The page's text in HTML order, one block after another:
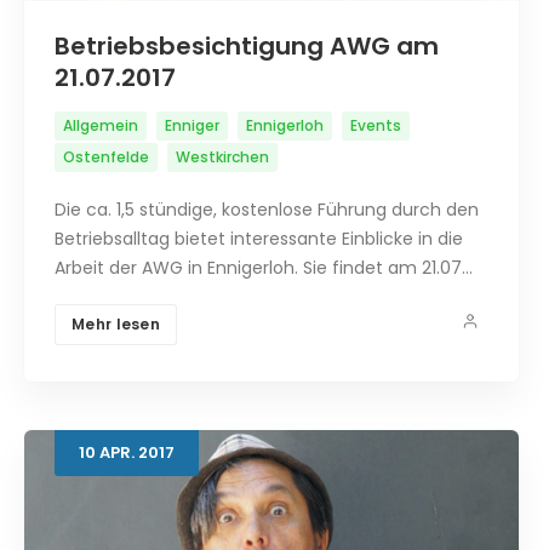
Betriebsbesichtigung AWG am
21.07.2017
Allgemein Enniger Ennigerloh
Events
Ostenfelde
Westkirchen
Die ca. 1,5 stündige, kostenlose Führung durch den
Betriebsalltag bietet interessante Einblicke in die
Arbeit der AWG in Ennigerloh. Sie findet am 21.07…
Mehr lesen
10 APR. 2017